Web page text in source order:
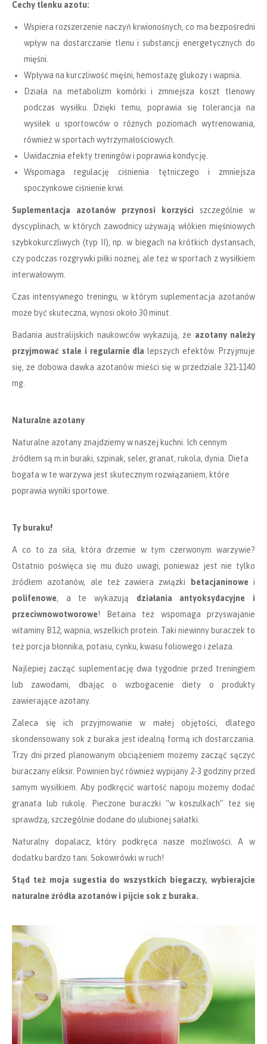
Cechy tlenku azotu:
Wspiera rozszerzenie naczyń krwionośnych, co ma bezpośredni
wpływ na dostarczanie tlenu i substancji energetycznych do
mięśni.
Wpływa na kurczliwość mięśni, hemostazę glukozy i wapnia.
Działa na metabolizm komórki i zmniejsza koszt tlenowy
podczas wysiłku. Dzięki temu, poprawia się tolerancja na
wysiłek u sportowców o różnych poziomach wytrenowania,
również w sportach wytrzymałościowych.
Uwidacznia efekty treningów i poprawia kondycję.
Wspomaga regulację ciśnienia tętniczego i zmniejsza
spoczynkowe ciśnienie krwi.
Suplementacja azotanów przynosi korzyści szczególnie w
dyscyplinach, w których zawodnicy używają włókien mięśniowych​
szybkokurczliwych (typ II), np. w biegach na krótkich dystansach,
czy podczas rozgrywki piłki nożnej, ale też w sportach z wysiłkiem
interwałowym.
Czas intensywnego treningu, w którym suplementacja azotanów
może być skuteczna, wynosi około 30 minut.
Badania australijskich naukowców wykazują, że azotany należy
przyjmować stale i regularnie dla lepszych efektów. Przyjmuje
się, że dobowa dawka azotanów mieści się w przedziale 321-1140
mg.
Naturalne azotany
Naturalne azotany znajdziemy w naszej kuchni. Ich cennym
źródłem są m.in buraki, szpinak, seler, granat, rukola, dynia​.​ Dieta
bogata w te warzywa jest skutecznym rozwiązaniem, które
poprawia wyniki sportowe.
Ty buraku!
A co to za siła, która drzemie w tym czerwonym warzywie?
Ostatnio poświęca się mu dużo uwagi, ponieważ jest nie tylko
źródłem azotanów, ale też zawiera związki
betacjaninowe i
polifenowe, ​a te wykazują działania antyoksydacyjne i
przeciwnowotworowe!​ ​Betaina też wspomaga przyswajanie
witaminy B12, wapnia, wszelkich protein. Taki niewinny buraczek to
też porcja błonnika, potasu, cynku, kwasu foliowego i żelaza.
Najlepiej zacząć suplementację dwa tygodnie przed treningiem
lub zawodami, dbając o wzbogacenie diety o produkty
zawierające azotany.
Zaleca się ich przyjmowanie w małej objętości, dlatego
skondensowany sok z buraka jest idealną formą ich dostarczania.
Trzy dni przed planowanym obciążeniem możemy zacząć sączyć
buraczany eliksir. Powinien być również wypijany 2-3 godziny przed
samym wysiłkiem. Aby podkręcić wartość napoju możemy dodać
granata lub rukolę. Pieczone buraczki “w koszulkach” też się
sprawdzą, szczególnie dodane do ulubionej sałatki.
Naturalny dopalacz, który podkręca nasze możliwości. A w
dodatku bardzo tani. Sokowirówki w ruch!
Stąd też moja sugestia do wszystkich biegaczy, wybierajcie
naturalne źródła azotanów i pijcie sok z buraka.